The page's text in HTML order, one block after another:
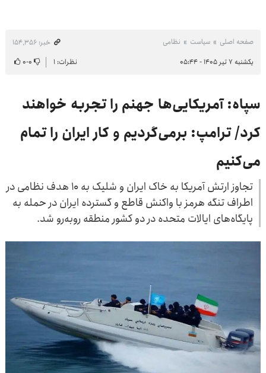
صفحه اصلی سیاست نظامی
خبر: ۱۵۴٬۳۵۶
یکشنبه ۷ تیر ۱۴۰۵ - ۰۵:۴۴
نظرات: ۱ ۰-۰
سپاه: آمریکایی‌ها جهنم را تجربه خواهند
کرد/ ترامپ: برمی‌گردیم و کار ایران را تمام
می‌کنیم
تجاوز ارتش آمریکا به خاک ایران و شلیک به ۱۰ هدف نظامی در
اطراف تنگه هرمز با واکنش قاطع و گسترده ایران در حمله به
پایگاه‌های ایالات متحده در دو کشور منطقه روبه‌رو شد.